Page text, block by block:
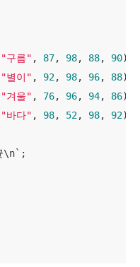
"구름" , 87, 98, 88, 90));
"별이" , 92, 98, 96, 88));
"겨울" , 76, 96, 94, 86));
"바다" , 98, 52, 98, 92));